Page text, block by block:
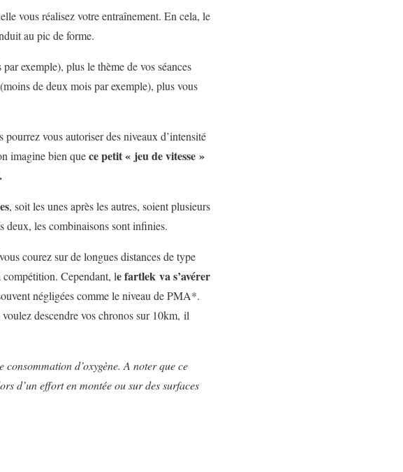
vous réalisez votre entraînement. En cela, le
au pic de forme.
exemple), plus le thème de vos séances
de deux mois par exemple), plus vous
vous autoriser des niveaux d’intensité
imagine bien quece petit « jeu de vitesse »
, soit les unes après les autres, soient plusieurs
deux, les combinaisons sont infinies.
courez sur de longues distances de type
compétition. Cependant, le fartlek va s’avérer
négligées comme le niveau de PMA*.
descendre vos chronos sur 10km, il
d’oxygène. A noter que ce
d’un effort en montée ou sur des surfaces